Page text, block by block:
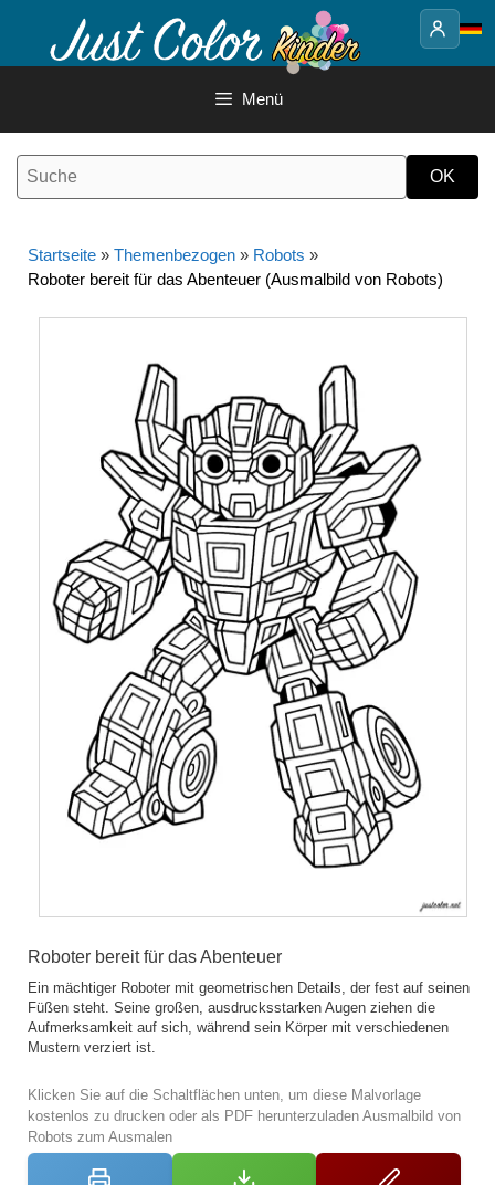
Inhalt
Menü
Startseite » Themenbezogen » Robots »
Roboter bereit für das Abenteuer (Ausmalbild von Robots)
Roboter bereit für das Abenteuer
Ein mächtiger Roboter mit geometrischen Details, der fest auf seinen
Füßen steht. Seine großen, ausdrucksstarken Augen ziehen die
Aufmerksamkeit auf sich, während sein Körper mit verschiedenen
Mustern verziert ist.
Klicken Sie auf die Schaltflächen unten, um diese Malvorlage
kostenlos zu drucken oder als PDF herunterzuladen Ausmalbild von
Robots zum Ausmalen